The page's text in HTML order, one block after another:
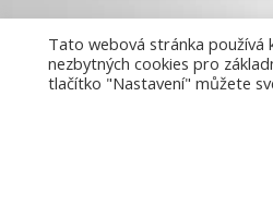
Tato webová stránka používá
nezbytných cookies pro
tlačítko "Nastavení" můžete